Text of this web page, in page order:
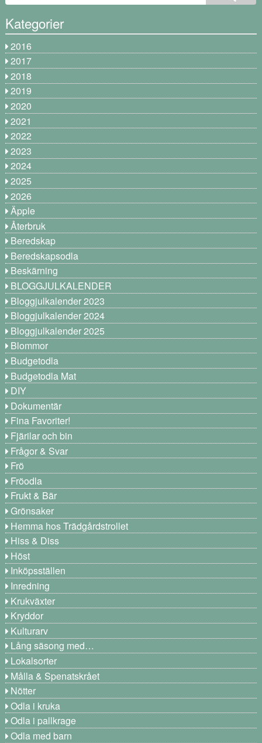
Kategorier
2016
2017
2018
2019
2020
2021
2022
2023
2024
2025
2026
Äpple
Återbruk
Beredskap
Beredskapsodla
Beskärning
BLOGGJULKALENDER
Bloggjulkalender 2023
Bloggjulkalender 2024
Bloggjulkalender 2025
Blommor
Budgetodla
Budgetodla Mat
DIY
Dokumentär
Fina Favoriter!
Fjärilar och bin
Frågor & Svar
Frö
Fröodla
Frukt & Bär
Grönsaker
Hemma hos Trädgårdstrollet
Hiss & Diss
Höst
Inköpsställen
Inredning
Krukväxter
Kryddor
Kulturarv
Lång säsong med…
Lokalsorter
Målla & Spenatskrået
Nötter
Odla i kruka
Odla i pallkrage
Odla med barn